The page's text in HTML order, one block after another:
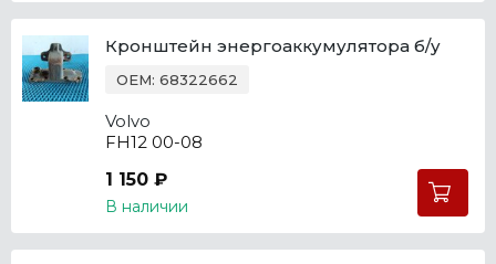
Кронштейн энергоаккумулятора б/у
OEM: 68322662
Volvo
FH12 00-08
1 150 ₽
В наличии